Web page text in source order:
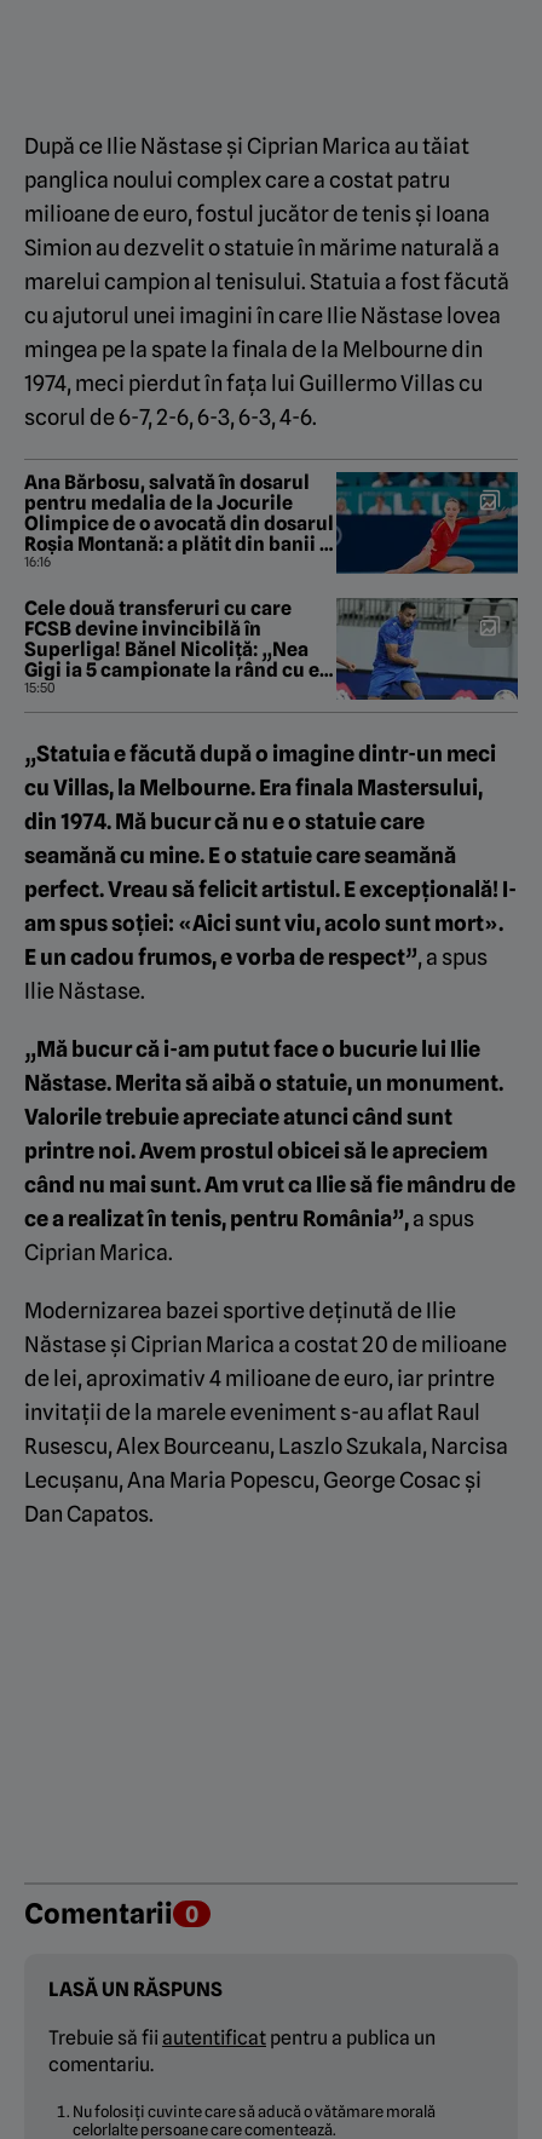
După ce Ilie Năstase și Ciprian Marica au tăiat
panglica noului complex care a costat patru
milioane de euro, fostul jucător de tenis și Ioana
Simion au dezvelit o statuie în mărime naturală a
marelui campion al tenisului. Statuia a fost făcută
cu ajutorul unei imagini în care Ilie Năstase lovea
mingea pe la spate la finala de la Melbourne din
1974, meci pierdut în fața lui Guillermo Villas cu
scorul de 6-7, 2-6, 6-3, 6-3, 4-6.
Ana Bărbosu, salvată în dosarul
pentru medalia de la Jocurile
Olimpice de o avocată din dosarul
Roșia Montană: a plătit din banii ei
începerea procesului!
16:16
Cele două transferuri cu care
FCSB devine invincibilă în
Superliga! Bănel Nicoliță: „Nea
Gigi ia 5 campionate la rând cu ei
doi”
15:50
„Statuia e făcută după o imagine dintr-un meci
cu Villas, la Melbourne. Era finala Mastersului,
din 1974.Mă bucur că nu e o statuie care
seamănă cu mine. E o statuie care seamănă
perfect. Vreau să felicit artistul. E excepțională! I-
am spus soției: «Aici sunt viu, acolo sunt mort».
E un cadou frumos, e vorba de respect”, a spus
Ilie Năstase.
„Mă bucur că i-am putut face o bucurie lui Ilie
Năstase. Merita să aibă o statuie, un monument.
Valorile trebuie apreciate atunci când sunt
printre noi. Avem prostul obicei să le apreciem
când nu mai sunt. Am vrut ca Ilie să fie mândru de
ce a realizat în tenis, pentru România”,a spus
Ciprian Marica.
Modernizarea bazei sportive deținută de Ilie
Năstase și Ciprian Marica a costat 20 de milioane
de lei, aproximativ 4 milioane de euro, iar printre
invitații de la marele eveniment s-au aflat Raul
Rusescu, Alex Bourceanu, Laszlo Szukala, Narcisa
Lecușanu, Ana Maria Popescu, George Cosac și
Dan Capatos.
Comentarii 0
LASĂ UN RĂSPUNS
Trebuie să fii autentificat pentru a publica un
comentariu.
Nu folosiți cuvinte care să aducă o vătămare morală
celorlalte persoane care comentează.